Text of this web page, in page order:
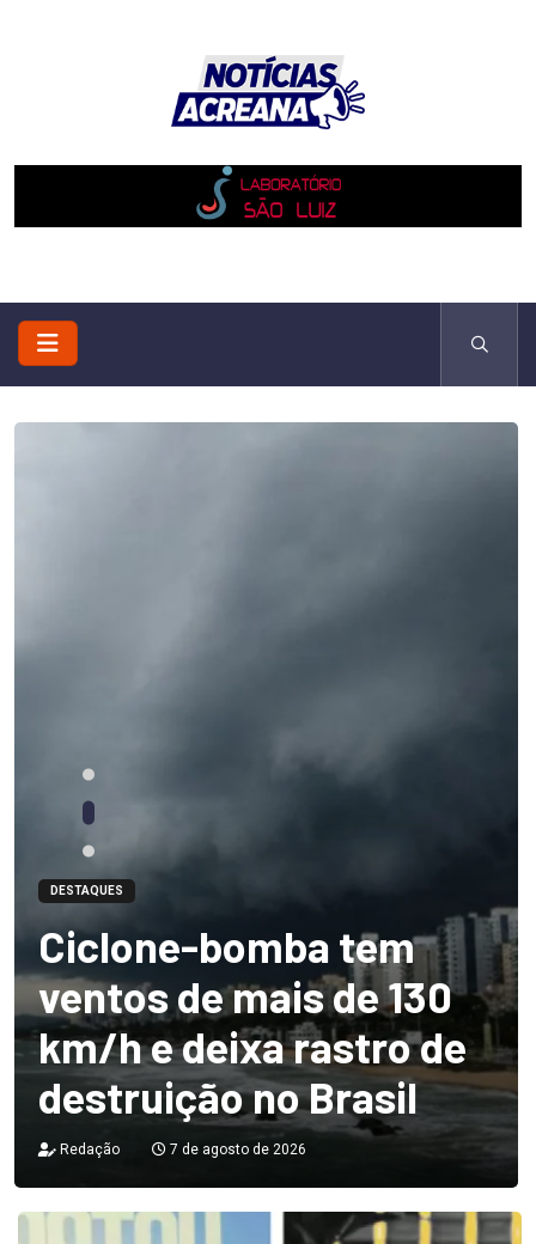
DESTAQUES
Ciclone-bomba tem
ventos de mais de 130
km/h e deixa rastro de
destruição no Brasil
Redação 7 de agosto de 2026